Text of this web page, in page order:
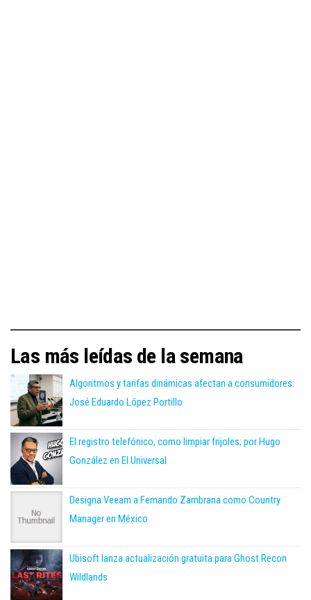
Las más leídas de la semana
Algoritmos y tarifas dinámicas afectan a consumidores:
José Eduardo López Portillo
El registro telefónico, como limpiar frijoles; por Hugo
González en El Universal
Designa Veeam a Fernando Zambrana como Country
Manager en México
Ubisoft lanza actualización gratuita para Ghost Recon
Wildlands